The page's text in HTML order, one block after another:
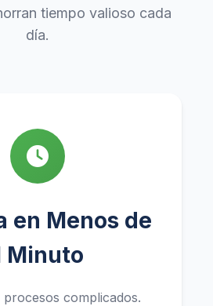
tiempo valioso cada
día.
en Menos de
Minuto
procesos complicados.